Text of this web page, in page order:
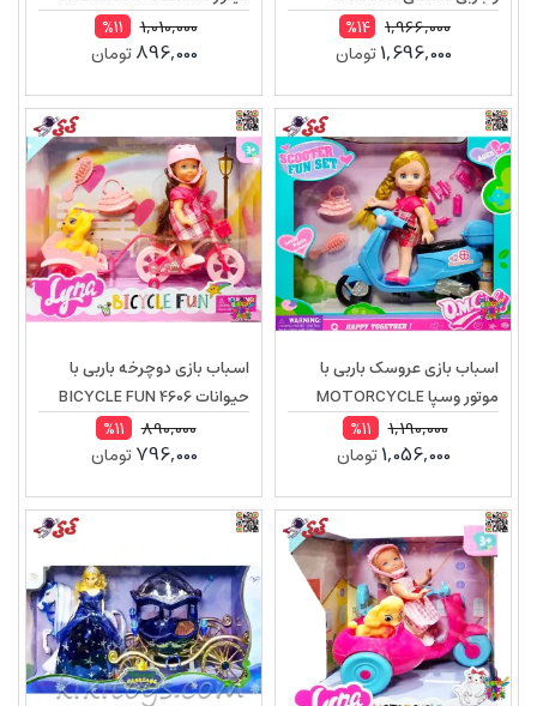
SPORTS CAR 58031
1,966,000
%14
1,696,000تومان
1,010,000
%11
896,000تومان
اسباب بازی عروسک باربی با
موتور وسپا MOTORCYCLE
FUN 64008
1,190,000
%11
1,056,000تومان
اسباب بازی دوچرخه باربی با
حیوانات BICYCLE FUN 4606
890,000
%11
796,000تومان